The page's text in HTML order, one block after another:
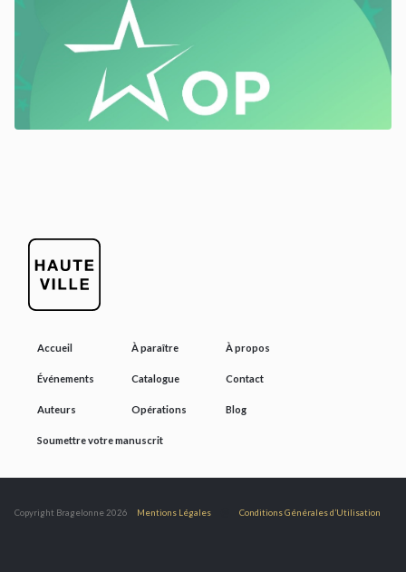
Accueil À paraître À propos
Événements Catalogue Contact
Auteurs Opérations Blog
Soumettre votre manuscrit
Copyright Bragelonne 2026 Mentions Légales Conditions Générales d’Utilisation